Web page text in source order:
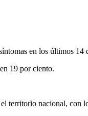
en los últimos 14
19 por ciento.
territorio nacional, con